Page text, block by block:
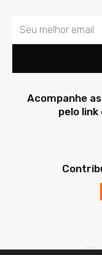
Email
Acompanhe
pelo
F